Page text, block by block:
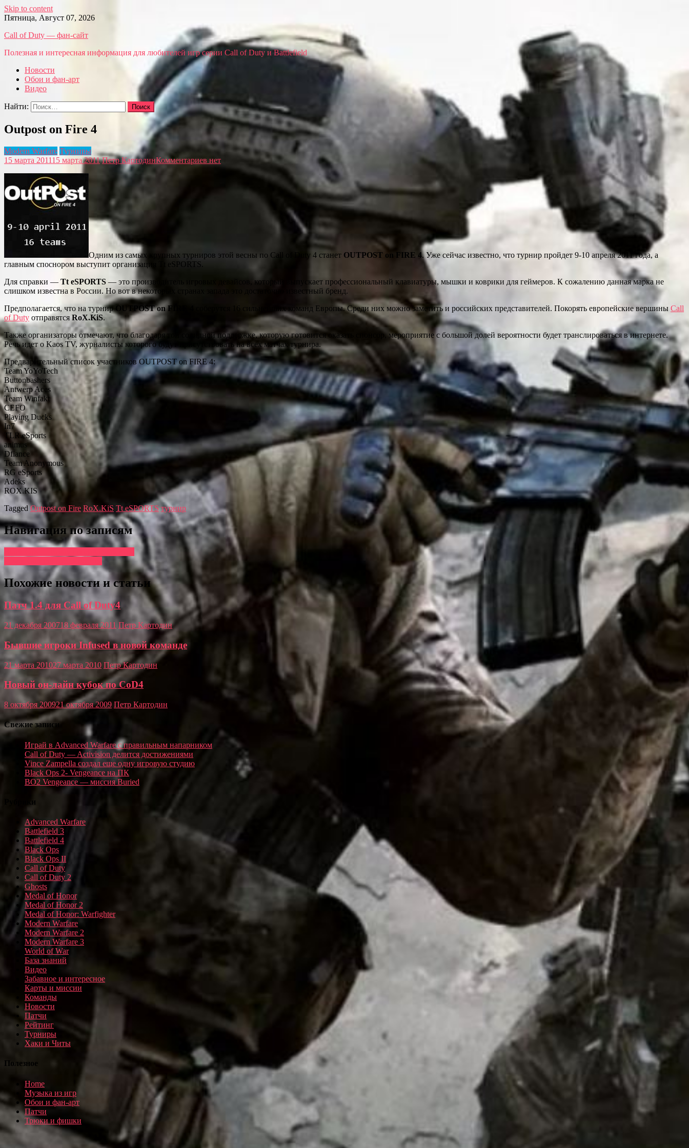
Skip to content
Пятница, Август 07, 2026
Call of Duty — фан-сайт
Полезная и интересная информация для любителей игр серии Call of Duty и Battlefield
Новости
Обои и фан-арт
Видео
Найти:
Outpost on Fire 4
Modern Warfare Турниры
15 марта 201115 марта 2011 Петр КартодинКомментариев нет
Одним из самых крупных турниров этой весны по Call of Duty 4 станет OUTPOST on FIRE 4. Уже сейчас известно, что турнир пройдет 9-10 апреля 2011 года, а
главным споснором выступит организация Tt eSPORTS.
Для справки — Tt eSPORTS— это производитель игровых девайсов, который выпускает профессиональный клавиатуры, мышки и коврики для геймеров. К сожалению данная марка не
слишком известна в России. Но вот в некоторых странах запада это достаточно известный бренд.
Предполагается, что на турнир
OUTPOST on FIRE 4 соберутся 16 сильнейших команд Европы. Среди них можно заметить и российских представителей. Покорять европейские вершины Call
of Duty отправятся RoX.KiS.
Также организаторы отмечают, что благодаря той солидной поддержке, которую готовится оказать спонсор, мероприятие с большой долей вероятности будет транслироваться в интернете.
Речь идет о Kaos TV, журналисты которого будут присутствовать на всех матчах турнира.
Предварительный список участников OUTPOST on FIRE 4:
Team YoYoTech
Buttonbashers
Antwerp Aces
Team Winfakt
CEFO
Playing Ducks
In7
TLR.eSports
animus
Dfiance
Team Anonymous
RG eSports
Adeks
ROX.KIS
TaggedOutpost on Fire RoX.KiS Tt eSPORTS турнир
Навигация по записям
Похожие новости и статьи
Патч 1.4 для Call of Duty4
21 декабря 200718 февраля 2011 Петр Картодин
Бывшие игроки Infused в новой команде
21 марта 201027 марта 2010 Петр Картодин
Новый он-лайн кубок по CoD4
8 октября 200921 октября 2009 Петр Картодин
Свежие записи
Играй в Advanced Warfare с правильным напарником
Call of Duty — Activision делится достижениями
Vince Zampella создал еще одну игровую студию
Black Ops 2- Vengeance на ПК
BO2 Vengeance — миссия Buried
Рубрики
Advanced Warfare
Battlefield 3
Battlefield 4
Black Ops
Black Ops II
Call of Duty
Call of Duty 2
Ghosts
Medal of Honor
Medal of Honor 2
Medal of Honor: Warfighter
Modern Warfare
Modern Warfare 2
Modern Warfare 3
World of War
База знаний
Видео
Забавное и интересное
Карты и миссии
Команды
Новости
Патчи
Рейтинг
Турниры
Хаки и Читы
Полезное
Home
Музыка из игр
Обои и фан-арт
Патчи
Трюки и фишки